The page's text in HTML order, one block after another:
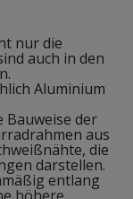
nur die
auch in den
Aluminium
Bauweise der
aus
die
darstellen.
entlang